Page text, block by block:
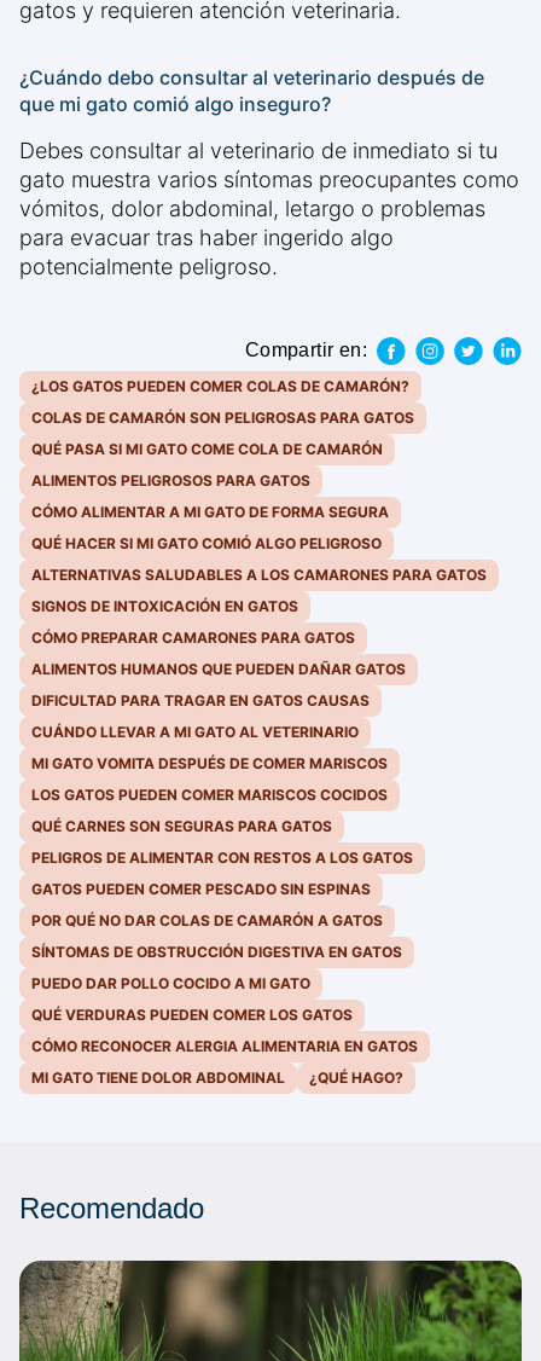
gatos y requieren atención veterinaria.
¿Cuándo debo consultar al veterinario después de
que mi gato comió algo inseguro?
Debes consultar al veterinario de inmediato si tu
gato muestra varios síntomas preocupantes como
vómitos, dolor abdominal, letargo o problemas
para evacuar tras haber ingerido algo
potencialmente peligroso.
Compartir en:
¿LOS GATOS PUEDEN COMER COLAS DE CAMARÓN?
COLAS DE CAMARÓN SON PELIGROSAS PARA GATOS
QUÉ PASA SI MI GATO COME COLA DE CAMARÓN
ALIMENTOS PELIGROSOS PARA GATOS
CÓMO ALIMENTAR A MI GATO DE FORMA SEGURA
QUÉ HACER SI MI GATO COMIÓ ALGO PELIGROSO
ALTERNATIVAS SALUDABLES A LOS CAMARONES PARA GATOS
SIGNOS DE INTOXICACIÓN EN GATOS
CÓMO PREPARAR CAMARONES PARA GATOS
ALIMENTOS HUMANOS QUE PUEDEN DAÑAR GATOS
DIFICULTAD PARA TRAGAR EN GATOS CAUSAS
CUÁNDO LLEVAR A MI GATO AL VETERINARIO
MI GATO VOMITA DESPUÉS DE COMER MARISCOS
LOS GATOS PUEDEN COMER MARISCOS COCIDOS
QUÉ CARNES SON SEGURAS PARA GATOS
PELIGROS DE ALIMENTAR CON RESTOS A LOS GATOS
GATOS PUEDEN COMER PESCADO SIN ESPINAS
POR QUÉ NO DAR COLAS DE CAMARÓN A GATOS
SÍNTOMAS DE OBSTRUCCIÓN DIGESTIVA EN GATOS
PUEDO DAR POLLO COCIDO A MI GATO
QUÉ VERDURAS PUEDEN COMER LOS GATOS
CÓMO RECONOCER ALERGIA ALIMENTARIA EN GATOS
MI GATO TIENE DOLOR ABDOMINAL
¿QUÉ HAGO?
Recomendado